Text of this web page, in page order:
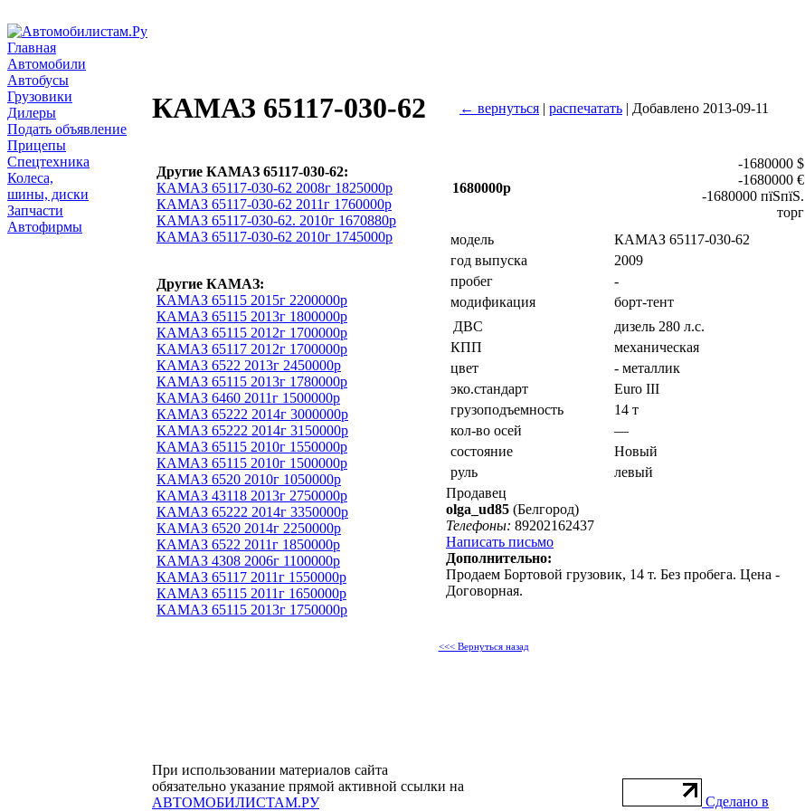
Главная
Автомобили
Автобусы
Грузовики
Дилеры
Подать объявление
Прицепы
Спецтехника
Колеса,
шины, диски
Запчасти
Автофирмы
КАМАЗ 65117-030-62 ← вернуться | распечатать | Добавлено 2013-09-11
Другие КАМАЗ 65117-030-62:
КАМАЗ 65117-030-62 2008г 1825000р
КАМАЗ 65117-030-62 2011г 1760000р
КАМАЗ 65117-030-62. 2010г 1670880р
КАМАЗ 65117-030-62 2010г 1745000р
Другие КАМАЗ:
КАМАЗ 65115 2015г 2200000р
КАМАЗ 65115 2013г 1800000р
КАМАЗ 65115 2012г 1700000р
КАМАЗ 65117 2012г 1700000р
КАМАЗ 6522 2013г 2450000р
КАМАЗ 65115 2013г 1780000р
КАМАЗ 6460 2011г 1500000р
КАМАЗ 65222 2014г 3000000р
КАМАЗ 65222 2014г 3150000р
КАМАЗ 65115 2010г 1550000р
КАМАЗ 65115 2010г 1500000р
КАМАЗ 6520 2010г 1050000р
КАМАЗ 43118 2013г 2750000р
КАМАЗ 65222 2014г 3350000р
КАМАЗ 6520 2014г 2250000р
КАМАЗ 6522 2011г 1850000р
КАМАЗ 4308 2006г 1100000р
КАМАЗ 65117 2011г 1550000р
КАМАЗ 65115 2011г 1650000р
КАМАЗ 65115 2013г 1750000р
1680000р
-1680000 $
-1680000 €
-1680000 пїЅпїЅ.
торг
модель
КАМАЗ 65117-030-62
год выпуска
2009
пробег
-
модификация
борт-тент
ДВС
дизель 280 л.с.
КПП
механическая
цвет
- металлик
эко.стандарт
Euro III
грузоподъемность
14 т
кол-во осей
—
состояние
Новый
руль
левый
Продавец
olga_ud85 (Белгород)
Телефоны: 89202162437
Написать письмо
Дополнительно:
Продаем Бортовой грузовик, 14 т. Без пробега. Цена -
Договорная.
<<< Вернуться назад
При использовании материалов сайта
обязательно указание прямой активной ссылки на
АВТОМОБИЛИСТАМ.РУ
Сделано в